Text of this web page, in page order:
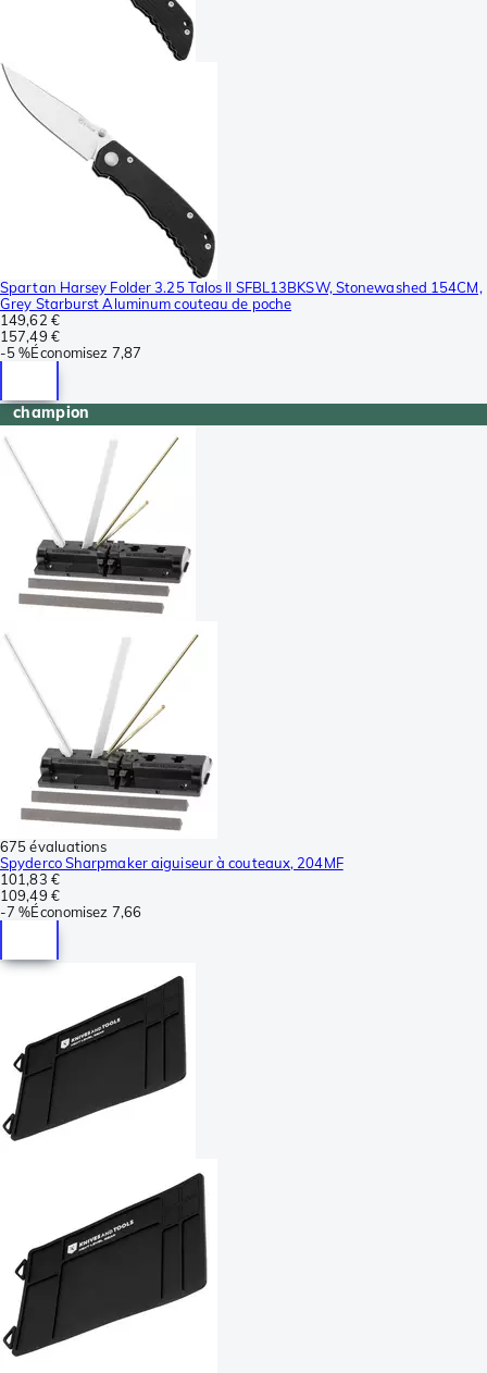
Spartan Harsey Folder 3.25 Talos II SFBL13BKSW, Stonewashed 154CM,
Grey Starburst Aluminum couteau de poche
149,62 €
157,49 €
-5 %Économisez 7,87
champion
675 évaluations
Spyderco Sharpmaker aiguiseur à couteaux, 204MF
101,83 €
109,49 €
-7 %Économisez 7,66